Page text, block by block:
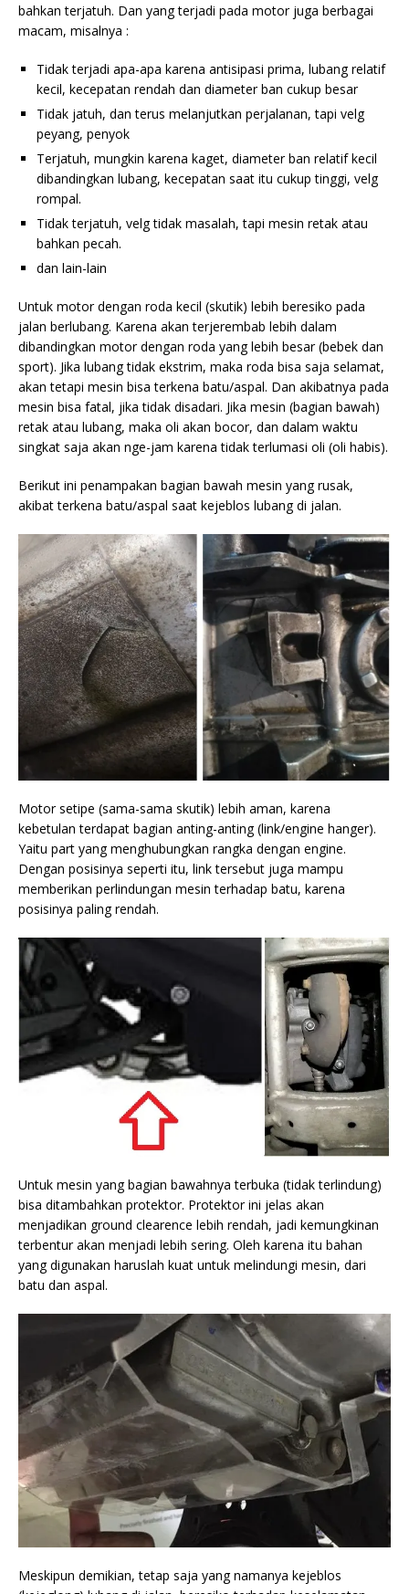
bahkan terjatuh. Dan yang terjadi pada motor juga berbagai
macam, misalnya :
Tidak terjadi apa-apa karena antisipasi prima, lubang relatif
kecil, kecepatan rendah dan diameter ban cukup besar
Tidak jatuh, dan terus melanjutkan perjalanan, tapi velg
peyang, penyok
Terjatuh, mungkin karena kaget, diameter ban relatif kecil
dibandingkan lubang, kecepatan saat itu cukup tinggi, velg
rompal.
Tidak terjatuh, velg tidak masalah, tapi mesin retak atau
bahkan pecah.
dan lain-lain
Untuk motor dengan roda kecil (skutik) lebih beresiko pada
jalan berlubang. Karena akan terjerembab lebih dalam
dibandingkan motor dengan roda yang lebih besar (bebek dan
sport). Jika lubang tidak ekstrim, maka roda bisa saja selamat,
akan tetapi mesin bisa terkena batu/aspal. Dan akibatnya pada
mesin bisa fatal, jika tidak disadari. Jika mesin (bagian bawah)
retak atau lubang, maka oli akan bocor, dan dalam waktu
singkat saja akan nge-jam karena tidak terlumasi oli (oli habis).
Berikut ini penampakan bagian bawah mesin yang rusak,
akibat terkena batu/aspal saat kejeblos lubang di jalan.
Motor setipe (sama-sama skutik) lebih aman, karena
kebetulan terdapat bagian anting-anting (link/engine hanger).
Yaitu part yang menghubungkan rangka dengan engine.
Dengan posisinya seperti itu, link tersebut juga mampu
memberikan perlindungan mesin terhadap batu, karena
posisinya paling rendah.
Untuk mesin yang bagian bawahnya terbuka (tidak terlindung)
bisa ditambahkan protektor. Protektor ini jelas akan
menjadikan ground clearence lebih rendah, jadi kemungkinan
terbentur akan menjadi lebih sering. Oleh karena itu bahan
yang digunakan haruslah kuat untuk melindungi mesin, dari
batu dan aspal.
Meskipun demikian, tetap saja yang namanya kejeblos